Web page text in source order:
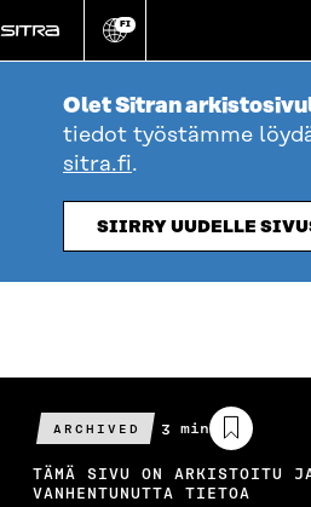
suoraan
sisältöön
Vaihda
kieli
FI
Olet Sitran
tiedot työstämme
sitra.fi.
SIIRRY UUDELLE
ARCHIVED
Arvioitu
lukuaika
3 min
TÄMÄ SIVU ON ARKISTOITU
VANHENTUNUTTA TIETOA